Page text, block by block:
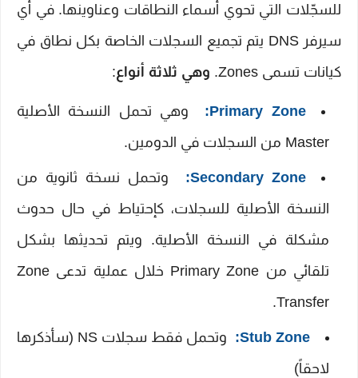
للسجّلات التي تحوي أسماء النطاقات وعناوينها. في أي
سيرفر DNS يتم تجميع السجلات الخاصة بكل نطاق في
كيانات تسمى Zones.
وهي ثلاثة أنواع:
Primary Zone:
وهي تحمل النسخة الأصلية
Master من السجلات في الدومين.
Secondary Zone:
وتحمل نسخة ثانوية من
النسخة الأصلية للسجلات، كإحتياط في حال حدوث
مشكلة في النسخة الأصلية. ويتم تحديثها بشكل
تلقائي من Primary Zone خلال عملية تدعى Zone
Transfer.
Stub Zone:
وتحمل فقط سجلات NS (سأذكرها
لاحقاً)